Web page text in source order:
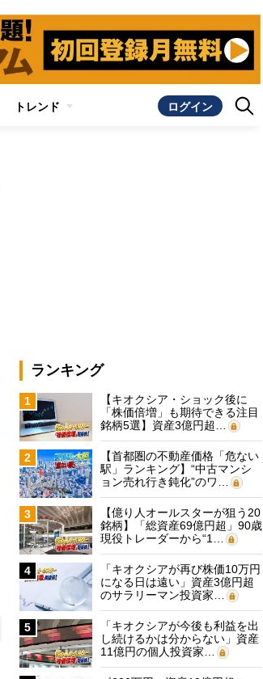
トレンド ログイン
ランキング
1
【キオクシア・ショック後に
「株価倍増」も期待できる注目
銘柄5選】資産3億円超…
2
【首都圏の不動産価格「危ない
駅」ランキング】“中古マンシ
ョン売れ行き鈍化”のワ…
3
【億り人オールスターが狙う20
銘柄】「総資産69億円超」90歳
現役トレーダーから“1…
4
「キオクシアが再び株価10万円
になる日は遠い」資産3億円超
のサラリーマン投資家…
5
「キオクシアが今後も利益を出
し続けるかは分からない」資産
11億円の個人投資家…